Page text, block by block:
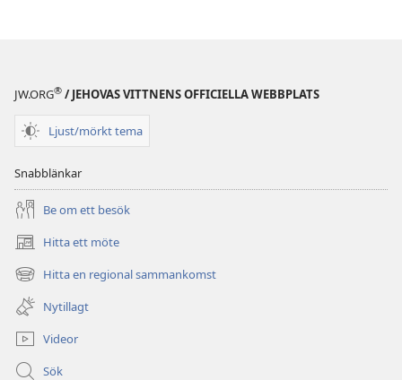
JW.ORG® / JEHOVAS VITTNENS OFFICIELLA WEBBPLATS
Ljust/mörkt tema
Snabblänkar
Be om ett besök
Hitta ett möte
(öppnar
nytt
fönster)
Hitta en regional sammankomst
(öppnar
nytt
fönster)
Nytillagt
Videor
Sök